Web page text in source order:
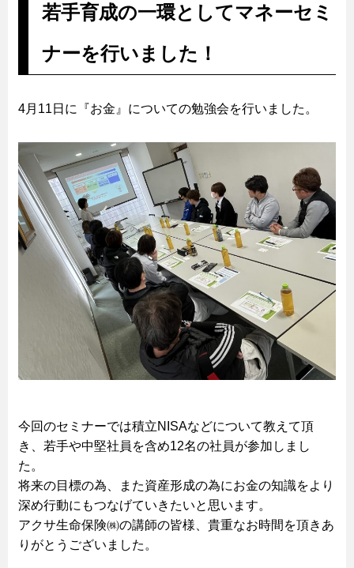
若手育成の一環としてマネーセミ
ナーを行いました！
4月11日に『お金』についての勉強会を行いました。
今回のセミナーでは積立NISAなどについて教えて頂
き、若手や中堅社員を含め12名の社員が参加しまし
た。
将来の目標の為、また資産形成の為にお金の知識をより
深め行動にもつなげていきたいと思います。
アクサ生命保険㈱の講師の皆様、貴重なお時間を頂きあ
りがとうございました。